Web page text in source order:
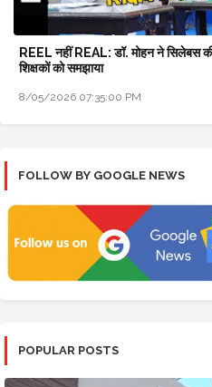
REEL नहीं REAL: डॉ. मोहन ने सिलेबस की
शिक्षकों को समझाया
8/05/2026 07:35:00 PM
FOLLOW BY GOOGLE NEWS
POPULAR POSTS